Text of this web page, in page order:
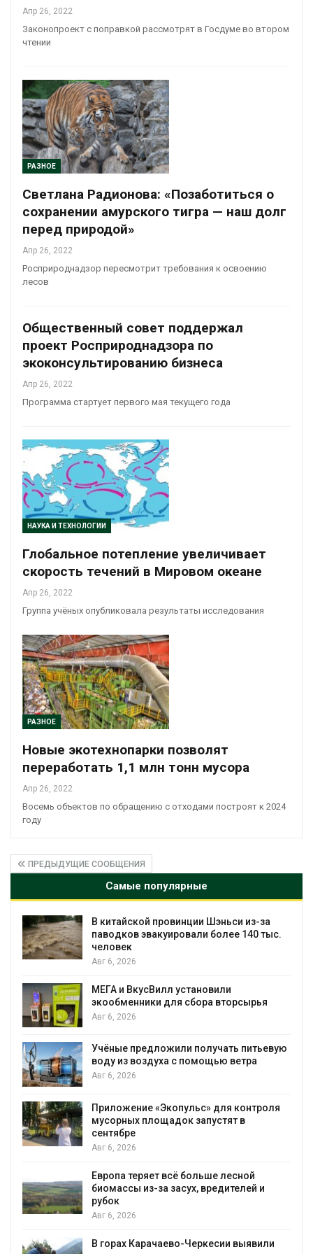
Апр 26, 2022
Законопроект с поправкой рассмотрят в Госдуме во втором
чтении
РАЗНОЕ
Светлана Радионова: «Позаботиться о
сохранении амурского тигра — наш долг
перед природой»
Апр 26, 2022
Росприроднадзор пересмотрит требования к освоению
лесов
Общественный совет поддержал
проект Росприроднадзора по
экоконсультированию бизнеса
Апр 26, 2022
Программа стартует первого мая текущего года
НАУКА И ТЕХНОЛОГИИ
Глобальное потепление увеличивает
скорость течений в Мировом океане
Апр 26, 2022
Группа учёных опубликовала результаты исследования
РАЗНОЕ
Новые экотехнопарки позволят
переработать 1,1 млн тонн мусора
Апр 26, 2022
Восемь объектов по обращению с отходами построят к 2024
году
ПРЕДЫДУЩИЕ СООБЩЕНИЯ
Самые популярные
провинции Шэньси из-за
более 140 тыс.
установили
для сбора вторсырья
получать питьевую
с помощью ветра
«Экопульс» для контроля
запустят в
всё больше лесной
за засух, вредителей и
Черкесии выявили
Учёные
«животный»
производство
В пяти
более 800
Новый порядок
В Ирбите
В Домодедове